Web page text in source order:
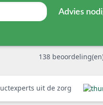
Advies
138
uit de zorg